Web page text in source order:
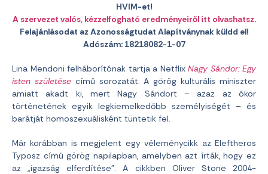
HVIM-et!
A szervezet valós, kézzelfogható eredményeiről itt olvashatsz.
Felajánlásodat az Azonosságtudat Alapítványnak küldd el!
Adószám: 18218082-1-07
Lina Mendoni felháborítónak tartja a Netflix Nagy Sándor: Egy
isten születésecímű sorozatát. A görög kulturális miniszter
amiatt akadt ki, mert Nagy Sándort – azaz az ókor
történetének egyik legkiemelkedőbb személyiségét – és
barátját homoszexuálisként tüntetik fel.
Már korábban is megjelent egy véleménycikk az Eleftheros
Typosz című görög napilapban, amelyben azt írták, hogy ez
az „igazság elferdítése”. A cikkben Oliver Stone 2004-